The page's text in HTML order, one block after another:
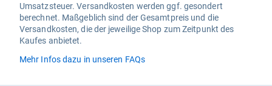
Umsatzsteuer. Versandkosten werden ggf. gesondert
berechnet. Maßgeblich sind der Gesamtpreis und die
Versandkosten, die der jeweilige Shop zum Zeitpunkt des
Kaufes anbietet.
Mehr Infos dazu in unseren FAQs